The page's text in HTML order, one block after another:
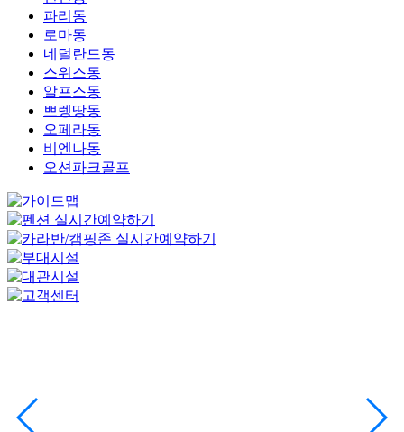
파리동
로마동
네덜란드동
스위스동
알프스동
쁘렝땅동
오페라동
비엔나동
오션파크골프